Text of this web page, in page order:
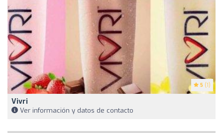
5 (1)
Vivri
Ver información y datos de contacto